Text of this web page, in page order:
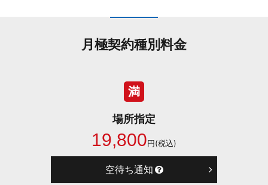
月極契約種別料金
満
場所指定
19,800円(税込)
空待ち通知